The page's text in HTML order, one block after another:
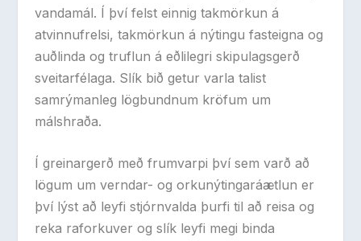
vandamál. Í því felst einnig takmörkun á
atvinnufrelsi, takmörkun á nýtingu fasteigna og
auðlinda og truflun á eðlilegri skipulagsgerð
sveitarfélaga. Slík bið getur varla talist
samrýmanleg lögbundnum kröfum um
málshraða.
Í greinargerð með frumvarpi því sem varð að
lögum um verndar- og orkunýtingaráætlun er
því lýst að leyfi stjórnvalda þurfi til að reisa og
reka raforkuver og slík leyfi megi binda